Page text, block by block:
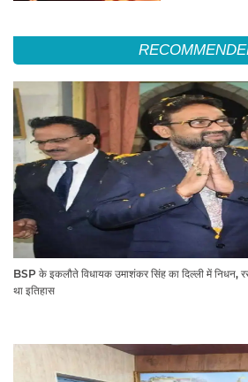
BSP के इकलौते विधायक उमाशंकर सिंह का दिल्ली में निधन,
था इतिहास